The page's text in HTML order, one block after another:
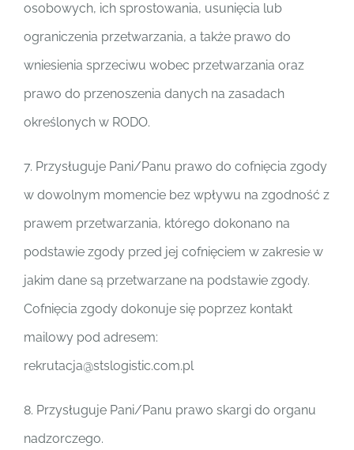
osobowych, ich sprostowania, usunięcia lub
ograniczenia przetwarzania, a także prawo do
wniesienia sprzeciwu wobec przetwarzania oraz
prawo do przenoszenia danych na zasadach
określonych w RODO.
7. Przysługuje Pani/Panu prawo do cofnięcia zgody
w dowolnym momencie bez wpływu na zgodność z
prawem przetwarzania, którego dokonano na
podstawie zgody przed jej cofnięciem w zakresie w
jakim dane są przetwarzane na podstawie zgody.
Cofnięcia zgody dokonuje się poprzez kontakt
mailowy pod adresem:
rekrutacja@stslogistic.com.pl
8. Przysługuje Pani/Panu prawo skargi do organu
nadzorczego.